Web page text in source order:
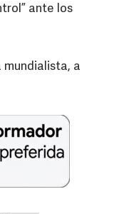
ante los
mundialista, a